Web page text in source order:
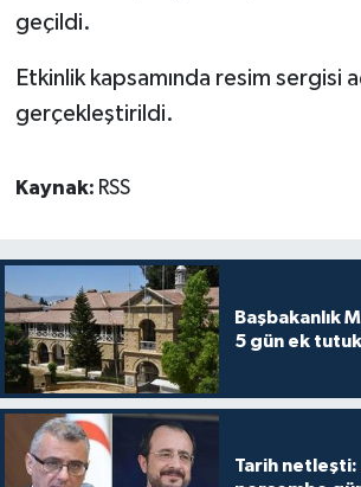
geçildi.
Etkinlik kapsamında resim sergisi
gerçekleştirildi.
Kaynak: RSS
Başbakanlık
5 gün ek
Tarih